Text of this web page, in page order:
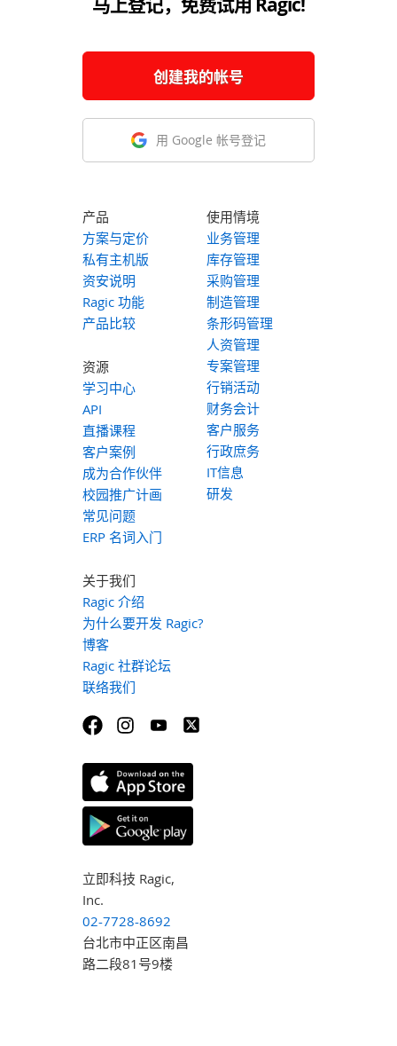
创建我的帐号
用 Google 帐号登记
产品
方案与定价
私有主机版
资安说明
Ragic 功能
产品比较
资源
学习中心
API
直播课程
客户案例
成为合作伙伴
校园推广计画
常见问题
ERP 名词入门
使用情境
业务管理
库存管理
采购管理
制造管理
条形码管理
人资管理
专案管理
行销活动
财务会计
客户服务
行政庶务
IT信息
研发
关于我们
Ragic 介绍
为什么要开发 Ragic?
博客
Ragic 社群论坛
联络我们
立即科技 Ragic,
Inc.
02-7728-8692
台北市中正区南昌
路二段81号9楼